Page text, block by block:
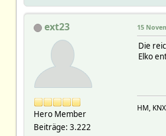
ext23
Hero Member
Beiträge: 3.222
15
Die
Elko
HM,